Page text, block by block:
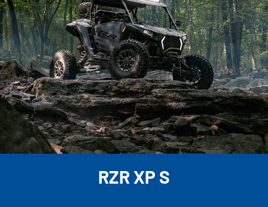
RZR XP S